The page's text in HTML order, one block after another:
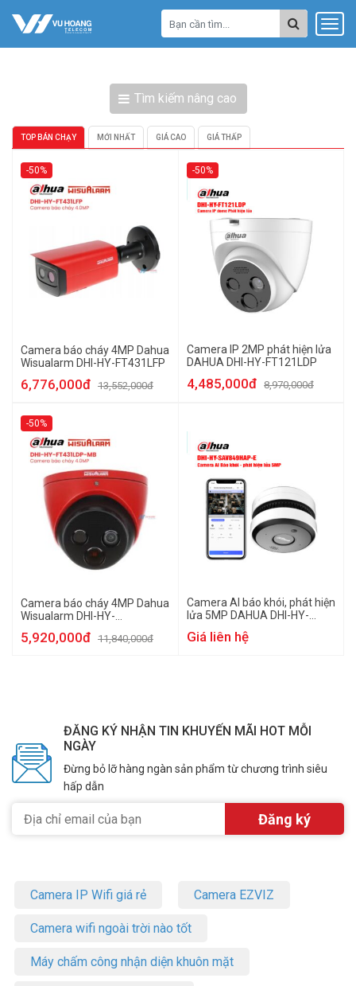
Tìm kiếm nâng cao
TOP BÁN CHẠY MỚI NHẤT GIÁ CAO GIÁ THẤP
-50%
Camera báo cháy 4MP Dahua
Wisualarm DHI-HY-FT431LFP
6,776,000đ 13,552,000đ
-50%
Camera IP 2MP phát hiện lửa
DAHUA DHI-HY-FT121LDP
4,485,000đ 8,970,000đ
-50%
Camera báo cháy 4MP Dahua
Wisualarm DHI-HY-
5,920,000đ 11,840,000đ
Camera AI báo khói, phát hiện
lửa 5MP DAHUA DHI-HY-
Giá liên hệ
ĐĂNG KÝ NHẬN TIN KHUYẾN MÃI HOT MỖI
NGÀY
Đừng bỏ lỡ hàng ngàn sản phẩm từ chương trình siêu
hấp dẫn
Camera IP Wifi giá rẻ Camera EZVIZ
Camera wifi ngoài trời nào tốt
Máy chấm công nhận diện khuôn mặt